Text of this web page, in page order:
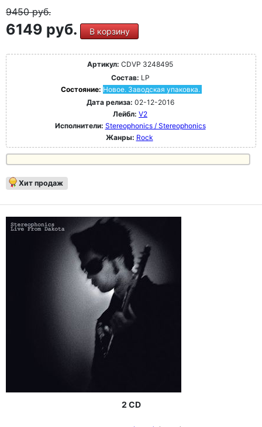
9450руб.
6149 руб. В корзину
Артикул: CDVP 3248495
Состав: LP
Состояние: Новое. Заводская упаковка.
Дата релиза: 02-12-2016
Лейбл: V2
Исполнители: Stereophonics / Stereophonics
Жанры: Rock
Хит продаж
2 CD